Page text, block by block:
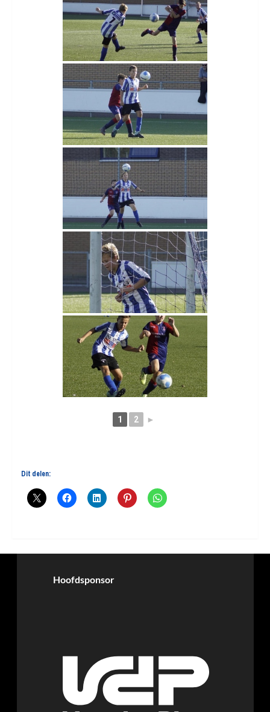
1 2 ►
Dit delen:
Hoofdsponsor